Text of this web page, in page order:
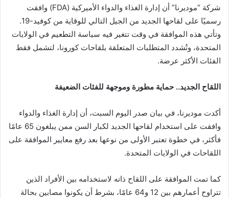
شركة “موديرنا” أن إدارة الغذاء والدواء الأميركية (FDA) وافقت
رسميًا على لقاحها الجديد من الجيل التالي للوقاية من كوفيد-19.
وتأتي هذه الموافقة في وقت تتغير فيه سياسة التطعيم في الولايات
المتحدة، وتُشدد المتطلبات المتعلقة بلقاحات كورونا، لتشمل فقط
الفئات الأكثر عرضة.
اللقاح الجديد.. حماية مطورة وموجهة للفئات الضعيفة
أكدت موديرنا، في بيان صدر اليوم السبت، أن إدارة الغذاء والدواء
وافقت على استخدام لقاحها الجديد لكبار السن ممن يبلغون 65 عامًا
فأكثر، في خطوة تعتبر الأولى من نوعها بعد رفع معايير الموافقة على
اللقاحات في الولايات المتحدة.
كما تمت الموافقة على اللقاح ذاته لاستخدامه بين الأفراد الذين
تتراوح أعمارهم بين 12 و64 عامًا، بشرط أن يكونوا مصابين بحالة